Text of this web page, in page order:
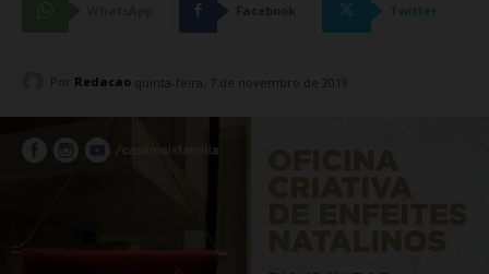
Facebook Twitter
Por Redacao quinta-feira, 7 de novembro de 2019